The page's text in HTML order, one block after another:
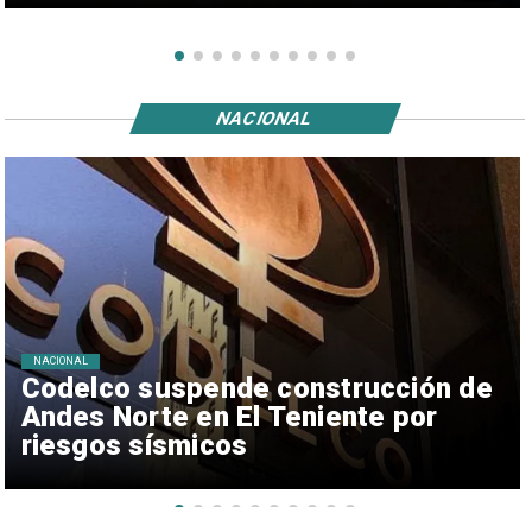
Codelco suspende construcción de
Andes Norte en El Teniente por
riesgos sísmicos
NACIONAL
NACIONAL